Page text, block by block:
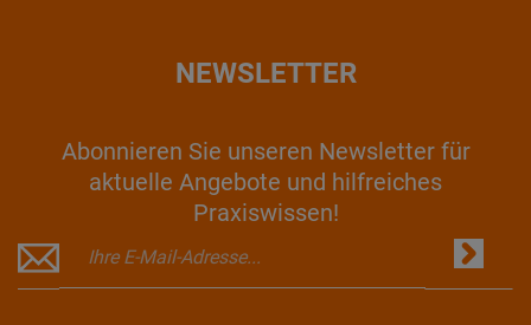
NEWSLETTER
Abonnieren Sie unseren Newsletter für
aktuelle Angebote und hilfreiches
Praxiswissen!